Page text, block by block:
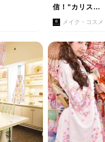
信！”カリス…
メイク・コス